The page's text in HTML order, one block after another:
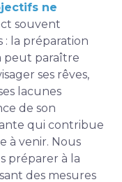
ne
souvent
: la préparation
peut paraître
ses rêves,
lacunes
de son
qui contribue
à venir. Nous
préparer à la
des mesures